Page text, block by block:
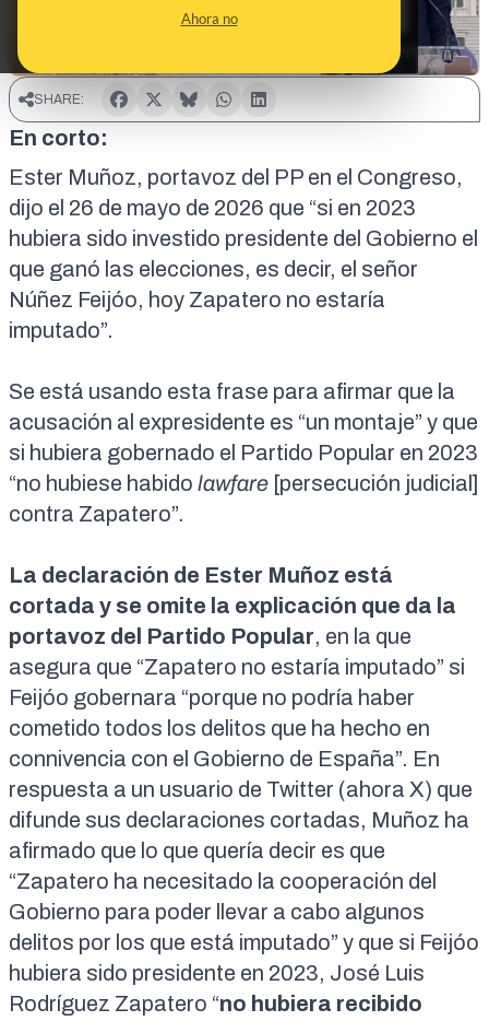
Ahora no
SHARE:
En corto:
Ester Muñoz, portavoz del PP en el Congreso,
dijo el 26 de mayo de 2026 que “si en 2023
hubiera sido investido presidente del Gobierno el
que ganó las elecciones, es decir, el señor
Núñez Feijóo, hoy Zapatero no estaría
imputado”.
Se está usando esta frase para afirmar que la
acusación al expresidente es “un montaje” y que
si hubiera gobernado el Partido Popular en 2023
“no hubiese habido lawfare [persecución judicial]
contra Zapatero”.
La declaración de Ester Muñoz está
cortada y se omite la explicación que da la
portavoz del Partido Popular, en la que
asegura que “Zapatero no estaría imputado” si
Feijóo gobernara “porque no podría haber
cometido todos los delitos que ha hecho en
connivencia con el Gobierno de España”. En
respuesta a un usuario de Twitter (ahora X) que
difunde sus declaraciones cortadas, Muñoz ha
afirmado que lo que quería decir es que
“Zapatero ha necesitado la cooperación del
Gobierno para poder llevar a cabo algunos
delitos por los que está imputado” y que si Feijóo
hubiera sido presidente en 2023, José Luis
Rodríguez Zapatero “no hubiera recibido